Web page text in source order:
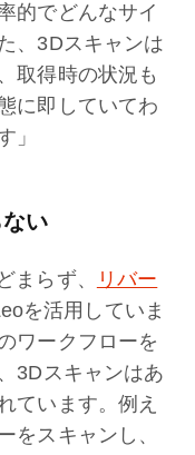
的でどんなサイ
、3Dスキャンは
取得時の状況も
に即していてわ
」
い
まらず、
リバー
を活用していま
ワークフローを
3Dスキャンはあ
ています。例え
をスキャンし、